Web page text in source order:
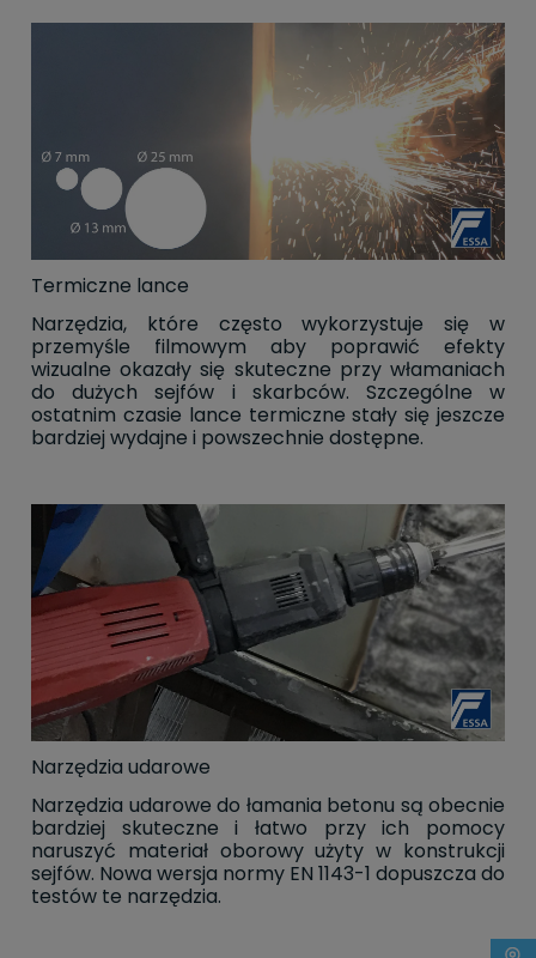
Termiczne lance
Narzędzia, które często wykorzystuje się w
przemyśle filmowym aby poprawić efekty
wizualne okazały się skuteczne przy włamaniach
do dużych sejfów i skarbców. Szczególne w
ostatnim czasie lance termiczne stały się jeszcze
bardziej wydajne i powszechnie dostępne.
Narzędzia udarowe
Narzędzia udarowe do łamania betonu są obecnie
bardziej skuteczne i łatwo przy ich pomocy
naruszyć materiał oborowy użyty w konstrukcji
sejfów. Nowa wersja normy EN 1143-1 dopuszcza do
testów te narzędzia.